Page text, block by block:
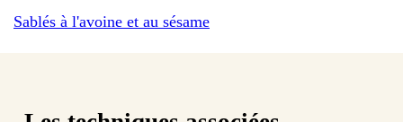
Sablés à l'avoine et au sésame